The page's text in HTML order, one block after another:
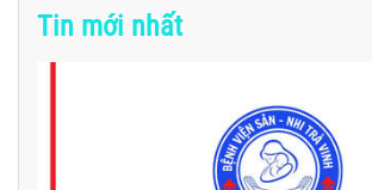
Tin mới nhất